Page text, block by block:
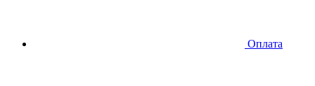
Оплата